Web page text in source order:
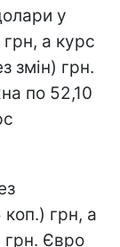
у
грн, а курс
змін) грн.
по 52,10
грн, а
грн. Євро